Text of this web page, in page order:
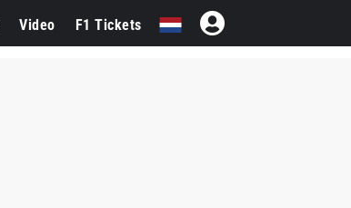
Video F1 Tickets